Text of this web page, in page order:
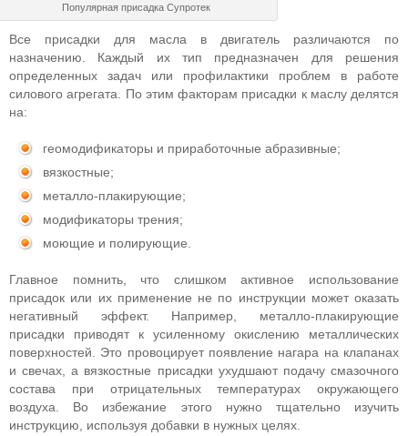
Популярная присадка Супротек
Все присадки для масла в двигатель различаются по
назначению. Каждый их тип предназначен для решения
определенных задач или профилактики проблем в работе
силового агрегата. По этим факторам присадки к маслу делятся
на:
геомодификаторы и приработочные абразивные;
вязкостные;
металло-плакирующие;
модификаторы трения;
моющие и полирующие.
Главное помнить, что слишком активное использование
присадок или их применение не по инструкции может оказать
негативный эффект. Например, металло-плакирующие
присадки приводят к усиленному окислению металлических
поверхностей. Это провоцирует появление нагара на клапанах
и свечах, а вязкостные присадки ухудшают подачу смазочного
состава при отрицательных температурах окружающего
воздуха. Во избежание этого нужно тщательно изучить
инструкцию, используя добавки в нужных целях.